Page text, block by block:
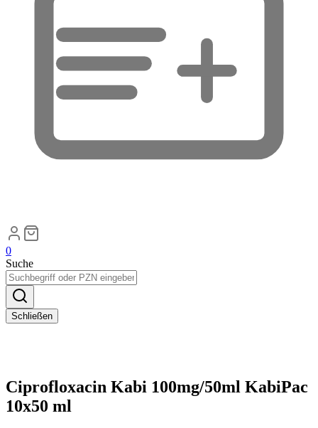
0
Suche
Schließen
Ciprofloxacin Kabi 100mg/50ml KabiPac
10x50 ml